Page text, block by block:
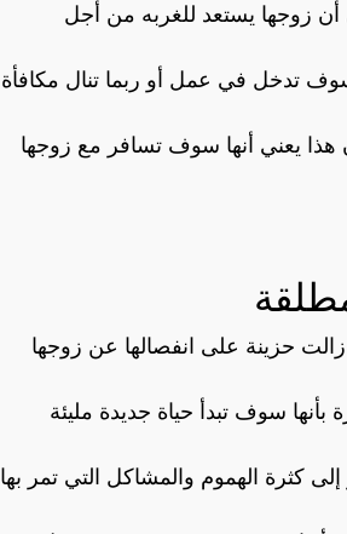
زوجها يستعد للغربه من أجل
سوف تدخل في عمل أو ربما تنال مكافأة
هذا يعني أنها سوف تسافر مع زوجها
زالت حزينة على انفصالها عن زوجها
سوف تبدأ حياة جديدة مليئة
كثرة الهموم والمشاكل التي تمر بها